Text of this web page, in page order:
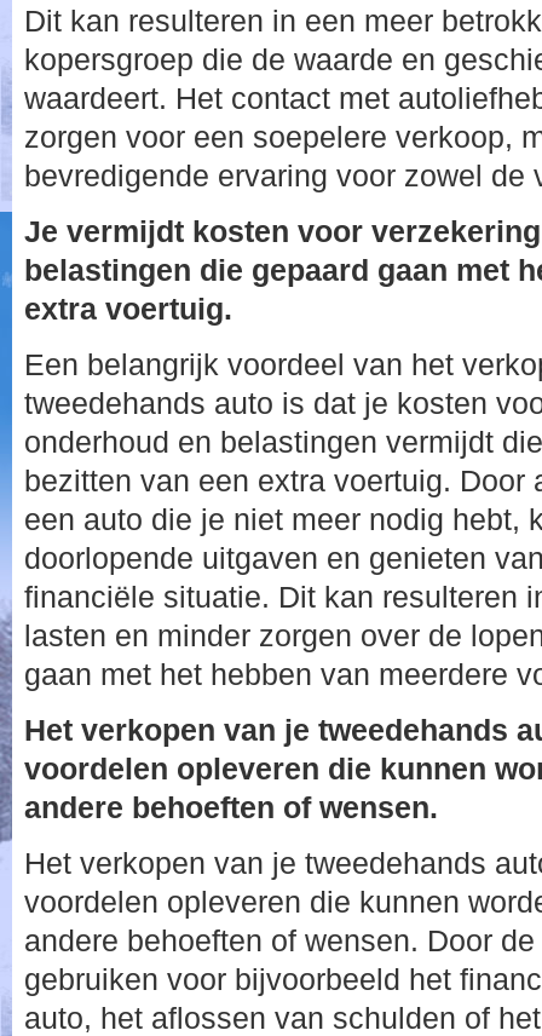
Dit kan resulteren in een meer
kopersgroep die de waarde en
waardeert. Het contact met
zorgen voor een soepelere verkoop,
bevredigende ervaring voor zowel de
Je vermijdt kosten voor
belastingen die gepaard gaan met
extra voertuig.
Een belangrijk voordeel van het
tweedehands auto is dat je kosten
onderhoud en belastingen vermijdt
bezitten van een extra voertuig. Door
een auto die je niet meer nodig hebt,
doorlopende uitgaven en genieten
financiële situatie. Dit kan resulteren
lasten en minder zorgen over de
gaan met het hebben van meerdere
Het verkopen van je tweedehands
voordelen opleveren die kunnen
andere behoeften of wensen.
Het verkopen van je tweedehands
voordelen opleveren die kunnen
andere behoeften of wensen. Door
gebruiken voor bijvoorbeeld het
auto, het aflossen van schulden of